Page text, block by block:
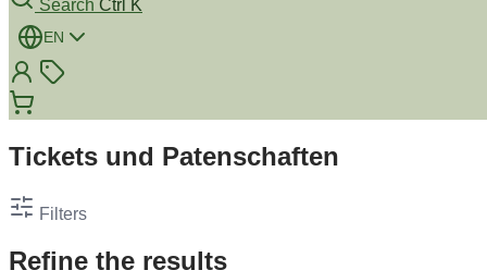
Search Ctrl K
EN
Tickets und Patenschaften
Filters
Refine the results